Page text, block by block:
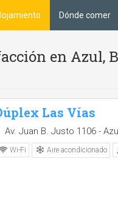
Dónde comer
en Azul,
Las Vías
Av. Juan B. Justo 1106 -
Wi-Fi Aire acondicionado